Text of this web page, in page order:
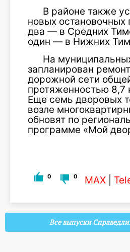
В районе также
новых остановочных
два — в Средних
один — в Нижних
На
запланирован
дорожной сети
протяженностью 8,7
Еще семь дворовых
возле
обновят по
программе «Мой
0 0 MAX
Все выпуски